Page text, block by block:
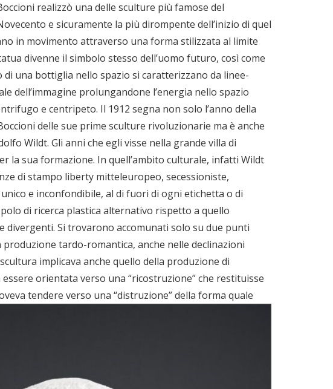
realizzò una delle sculture più famose del
e sicuramente la più dirompente dell’inizio di quel
in movimento attraverso una forma stilizzata al limite
divenne il simbolo stesso dell’uomo futuro, così come
una bottiglia nello spazio si caratterizzano da linee-
dell’immagine prolungandone l’energia nello spazio
e centripeto. Il 1912 segna non solo l’anno della
delle sue prime sculture rivoluzionarie ma è anche
Wildt. Gli anni che egli visse nella grande villa di
la sua formazione. In quell’ambito culturale, infatti Wildt
di stampo liberty mitteleuropeo, secessioniste,
e inconfondibile, al di fuori di ogni etichetta o di
di ricerca plastica alternativo rispetto a quello
divergenti. Si trovarono accomunati solo su due punti
tardo-romantica, anche nelle declinazioni
implicava anche quello della produzione di
orientata verso una “ricostruzione” che restituisse
tendere verso una “distruzione” della forma quale